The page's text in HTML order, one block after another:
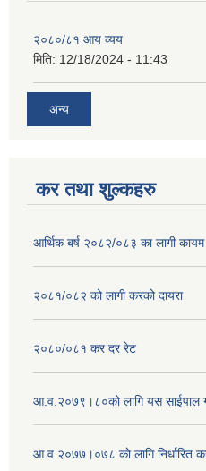
२०८०/८१ आय व्यय
मिति: 12/18/2024 - 11:43
अन्य
कर तथा शुल्कहरु
आर्थिक बर्ष २०८२/०८३ का लागी
२०८१/०८२ को लागी करको दायरा
२०८०/०८१ कर दर रेट
आ.व.२०७९।८०को लागि यस साईपाल
आ‍.व.२०७७।०७८ काे लागि निर्धारित